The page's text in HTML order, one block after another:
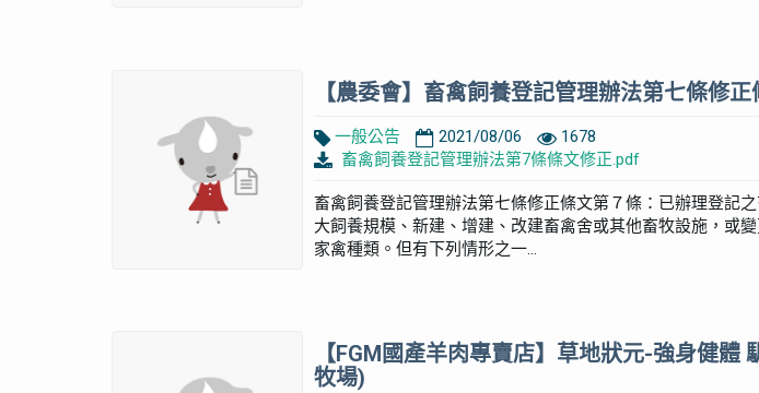
【農委會】畜禽飼養登記管理辦法第七條修正
一般公告 2021/08/06
1678
畜禽飼養登記管理辦法第7條條文修正.pdf
畜禽飼養登記管理辦法第七條修正條文第７條：已辦理登記
大飼養規模、新建、增建、改建畜禽舍或其他畜牧設施，或
家禽種類。但有下列情形之一...
【FGM國產羊肉專賣店】草地狀元-強身健體
牧場)